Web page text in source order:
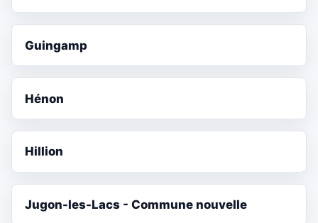
Guingamp
Hénon
Hillion
Jugon-les-Lacs - Commune nouvelle